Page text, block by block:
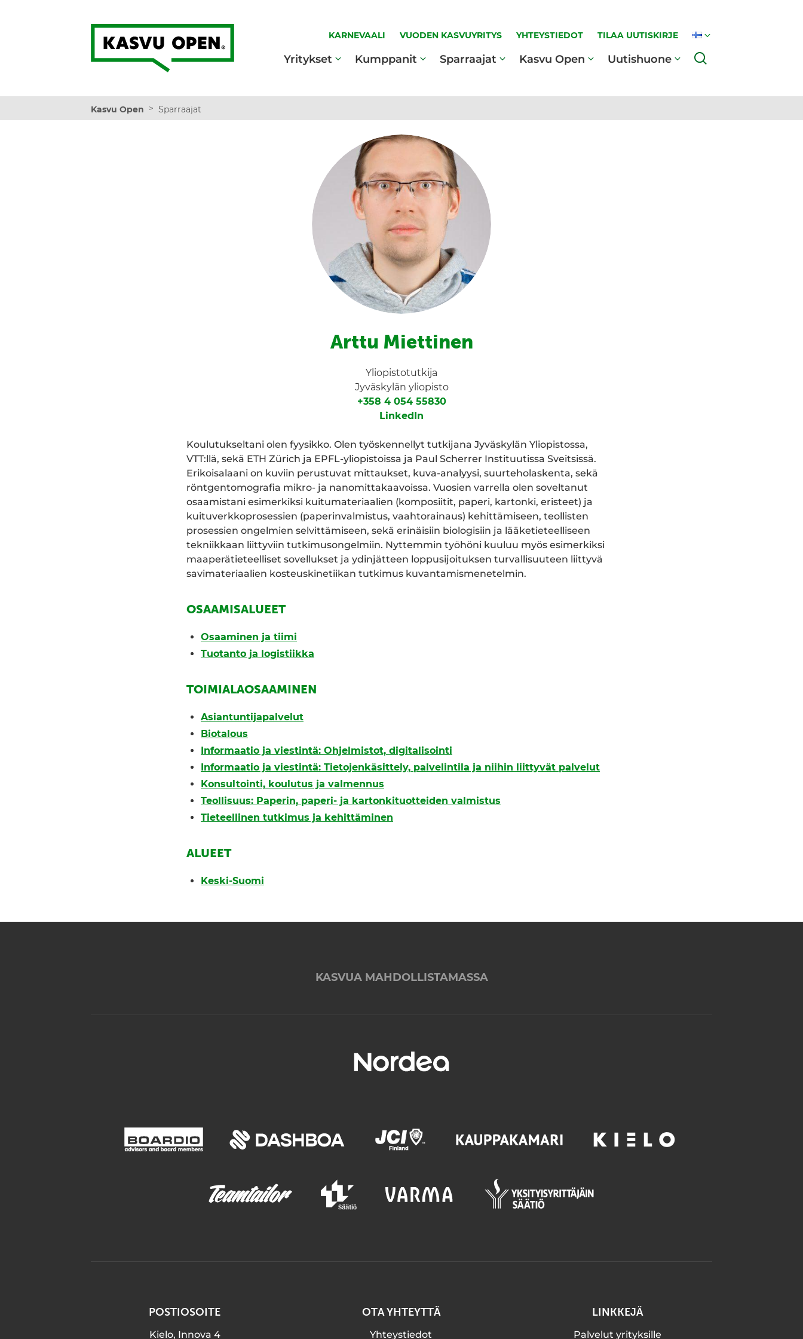
Kasvu Open
KARNEVAALI VUODEN KASVUYRITYS YHTEYSTIEDOT TILAA UUTISKIRJE
Yritykset Kumppanit Sparraajat Kasvu Open Uutishuone
Kasvu Open > Sparraajat
Arttu Miettinen
Yliopistotutkija
Jyväskylän yliopisto
+358 4 054 55830
LinkedIn
Koulutukseltani olen fyysikko. Olen työskennellyt tutkijana Jyväskylän Yliopistossa,
VTT:llä, sekä ETH Zürich ja EPFL-yliopistoissa ja Paul Scherrer Instituutissa Sveitsissä.
Erikoisalaani on kuviin perustuvat mittaukset, kuva-analyysi, suurteholaskenta, sekä
röntgentomografia mikro- ja nanomittakaavoissa. Vuosien varrella olen soveltanut
osaamistani esimerkiksi kuitumateriaalien (komposiitit, paperi, kartonki, eristeet) ja
kuituverkkoprosessien (paperinvalmistus, vaahtorainaus) kehittämiseen, teollisten
prosessien ongelmien selvittämiseen, sekä erinäisiin biologisiin ja lääketieteelliseen
tekniikkaan liittyviin tutkimusongelmiin. Nyttemmin työhöni kuuluu myös esimerkiksi
maaperätieteelliset sovellukset ja ydinjätteen loppusijoituksen turvallisuuteen liittyvä
savimateriaalien kosteuskinetiikan tutkimus kuvantamismenetelmin.
OSAAMISALUEET
Osaaminen ja tiimi
Tuotanto ja logistiikka
TOIMIALAOSAAMINEN
Asiantuntijapalvelut
Biotalous
Informaatio ja viestintä: Ohjelmistot, digitalisointi
Informaatio ja viestintä: Tietojenkäsittely, palvelintila ja niihin liittyvät palvelut
Konsultointi, koulutus ja valmennus
Teollisuus: Paperin, paperi- ja kartonkituotteiden valmistus
Tieteellinen tutkimus ja kehittäminen
ALUEET
Keski-Suomi
KASVUA MAHDOLLISTAMASSA
POSTIOSOITE
Kielo, Innova 4
OTA YHTEYTTÄ
Yhteystiedot
LINKKEJÄ
Palvelut yrityksille